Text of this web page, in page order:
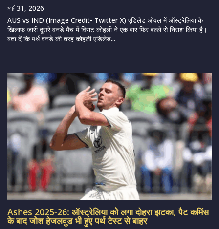
মার্চ 31, 2026
AUS vs IND (Image Credit- Twitter X) एडिलेड ओवल में ऑस्ट्रेलिया के
खिलाफ जारी दूसरे वनडे मैच में विराट कोहली ने एक बार फिर बल्ले से निराश किया है।
बता दें कि पर्थ वनडे की तरह कोहली एडिलेड...
Ashes 2025-26: ऑस्ट्रेलिया को लगा दोहरा झटका, पैट कमिंस
के बाद जोश हेजलवुड भी हुए पर्थ टेस्ट से बाहर